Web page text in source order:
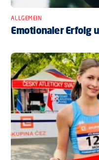
ALLGEMEIN
Emotionaler Erfolg